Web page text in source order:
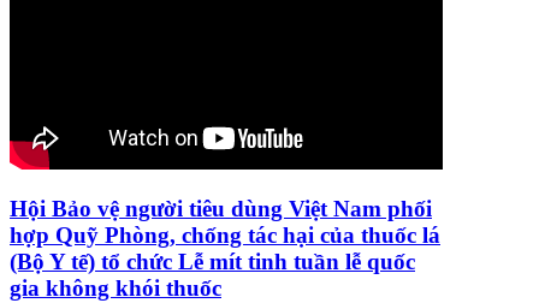
Hội Bảo vệ người tiêu dùng Việt Nam phối
hợp Quỹ Phòng, chống tác hại của thuốc lá
(Bộ Y tế) tổ chức Lễ mít tinh tuần lễ quốc
gia không khói thuốc